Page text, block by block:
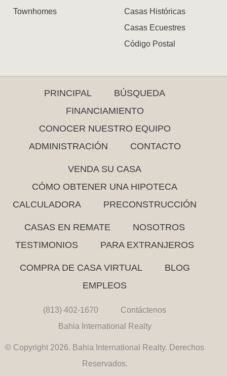
Townhomes
Casas Históricas
Casas Ecuestres
Código Postal
PRINCIPAL
BÚSQUEDA
FINANCIAMIENTO
CONOCER NUESTRO EQUIPO
ADMINISTRACIÓN
CONTACTO
VENDA SU CASA
CÓMO OBTENER UNA HIPOTECA
CALCULADORA
PRECONSTRUCCIÓN
CASAS EN REMATE
NOSOTROS
TESTIMONIOS
PARA EXTRANJEROS
COMPRA DE CASA VIRTUAL
BLOG
EMPLEOS
(813) 402-1670
Contáctenos
Bahia International Realty
© Copyright 2026. Bahia International Realty. Derechos
Reservados.